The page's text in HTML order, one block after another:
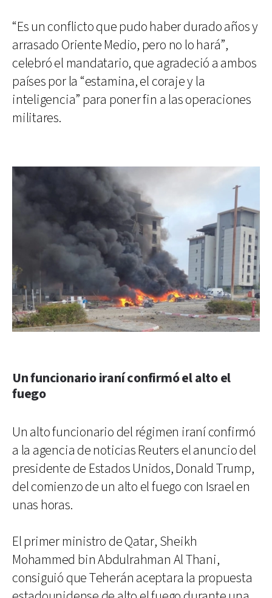
“Es un conflicto que pudo haber durado años y
arrasado Oriente Medio, pero no lo hará”,
celebró el mandatario, que agradeció a ambos
países por la “estamina, el coraje y la
inteligencia” para poner fin a las operaciones
militares.
Un funcionario iraní confirmó el alto el
fuego
Un alto funcionario del régimen iraní confirmó
a la agencia de noticias Reuters el anuncio del
presidente de Estados Unidos, Donald Trump,
del comienzo de un alto el fuego con Israel en
unas horas.
El primer ministro de Qatar, Sheikh
Mohammed bin Abdulrahman Al Thani,
consiguió que Teherán aceptara la propuesta